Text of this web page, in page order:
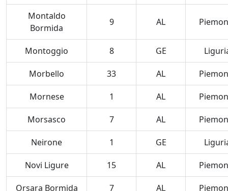
Montaldo
Bormida
9 AL
Montoggio 8 GE
Morbello 33 AL
Mornese 1 AL
Morsasco 7 AL
Neirone 1 GE
Novi Ligure 15 AL
Orsara Bormida 7 AL